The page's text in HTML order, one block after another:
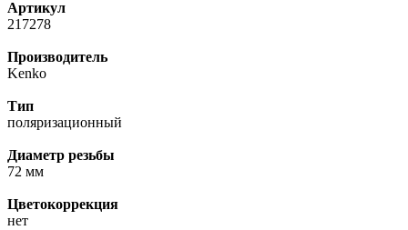
Артикул
217278
Производитель
Kenko
Тип
поляризационный
Диаметр резьбы
72 мм
Цветокоррекция
нет